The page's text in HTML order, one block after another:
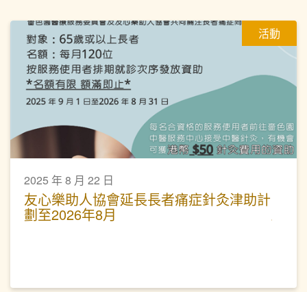
活動
2025 年 8 月 22 日
友心樂助人協會延長長者痛症針灸津助計
劃至2026年8月